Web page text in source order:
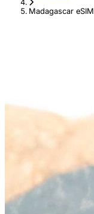
Madagascar eSIM